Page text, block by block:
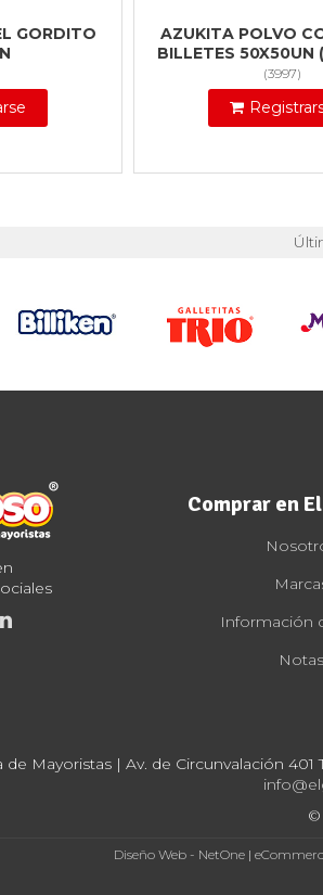
GORDITO
AZUKITA POLVO
BILLETES 50X50UN
(3997)
Comprar en
Información
Notas
Mayoristas | Av. de Circunvalación 401
©
Diseño Web - NetOne|